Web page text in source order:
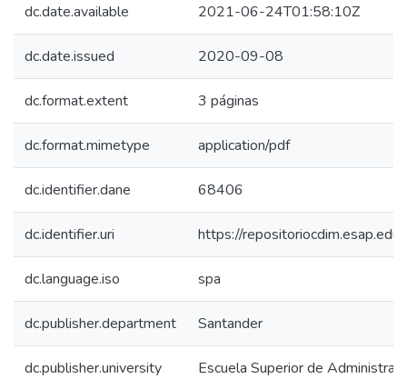
dc.date.available 2021-06-24T01:58:10Z
dc.date.issued 2020-09-08
dc.format.extent 3 páginas
dc.format.mimetype application/pdf
dc.identifier.dane 68406
dc.identifier.uri https://
dc.language.iso spa
dc.publisher.department Santander
dc.publisher.university Escuela Superior de